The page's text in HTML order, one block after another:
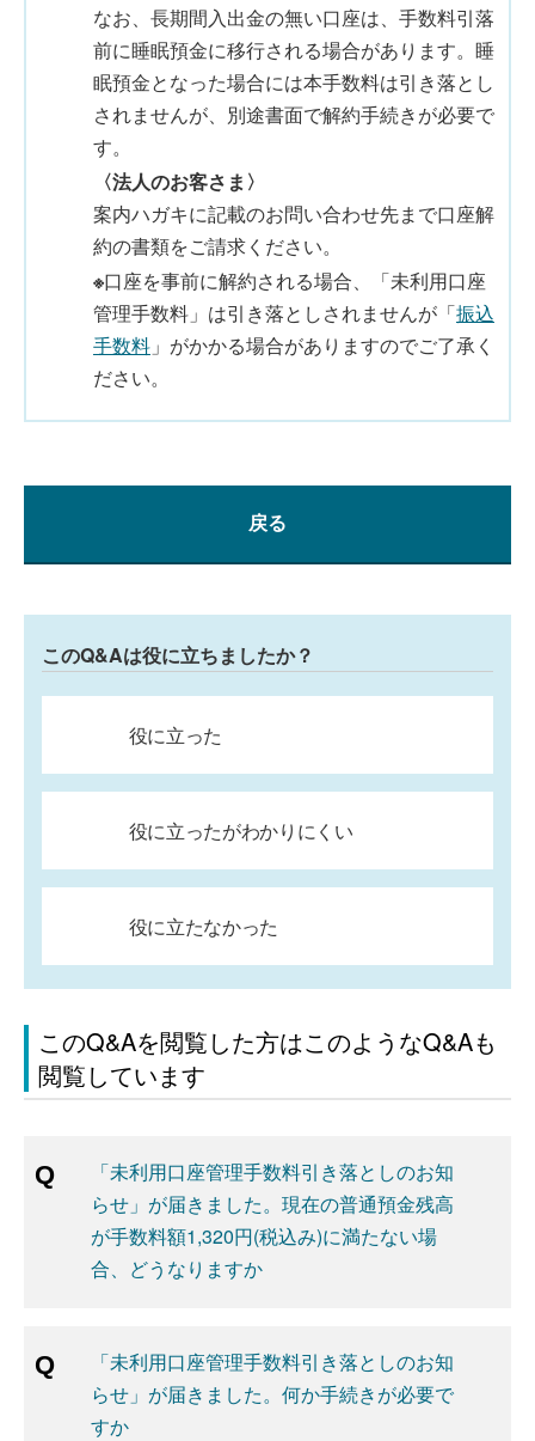
なお、長期間入出金の無い口座は、手数料引落
前に睡眠預金に移行される場合があります。睡
眠預金となった場合には本手数料は引き落とし
されませんが、別途書面で解約手続きが必要で
す。
〈法人のお客さま〉
案内ハガキに記載のお問い合わせ先まで口座解
約の書類をご請求ください。
※口座を事前に解約される場合、「未利用口座
管理手数料」は引き落としされませんが「振込
手数料 」がかかる場合がありますのでご了承く
ださい。
戻る
このQ&Aは役に立ちましたか？
役に立った
役に立ったがわかりにくい
役に立たなかった
このQ&Aを閲覧した方はこのようなQ&Aも
閲覧しています
「未利用口座管理手数料引き落としのお知
らせ」が届きました。現在の普通預金残高
が手数料額1,320円(税込み)に満たない場
合、どうなりますか
「未利用口座管理手数料引き落としのお知
らせ」が届きました。何か手続きが必要で
すか